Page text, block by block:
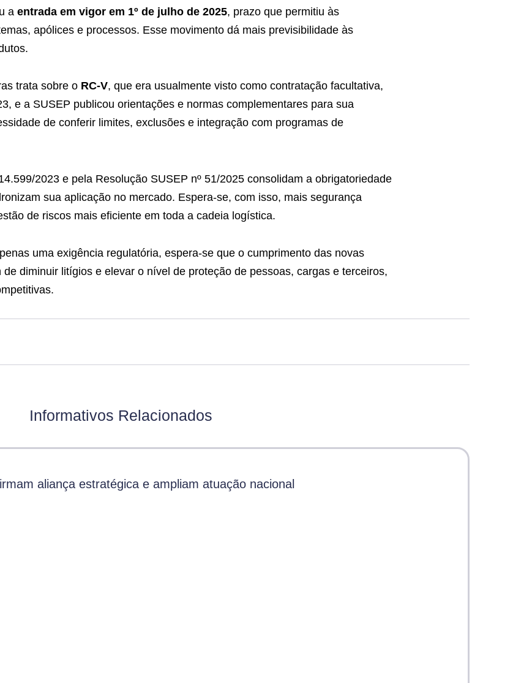
a entrada em vigor em 1º de julho de 2025, prazo que permitiu às
apólices e processos. Esse movimento dá mais previsibilidade às
trata sobre o RC-V, que era usualmente visto como contratação facultativa,
e a SUSEP publicou orientações e normas complementares para sua
de conferir limites, exclusões e integração com programas de
2023 e pela Resolução SUSEP nº 51/2025 consolidam a obrigatoriedade
sua aplicação no mercado. Espera-se, com isso, mais segurança
de riscos mais eficiente em toda a cadeia logística.
uma exigência regulatória, espera-se que o cumprimento das novas
diminuir litígios e elevar o nível de proteção de pessoas, cargas e terceiros,
Informativos Relacionados
aliança estratégica e ampliam atuação nacional